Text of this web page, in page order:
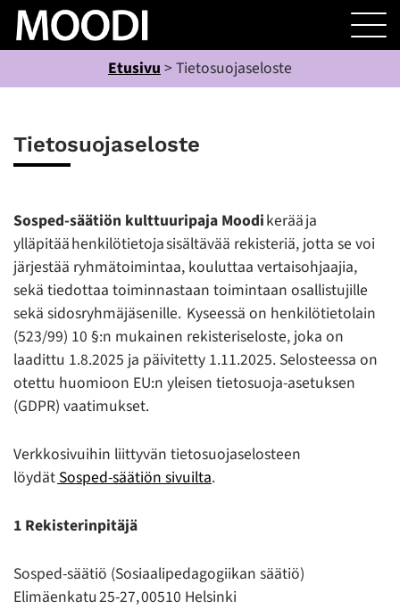
Etusivu > Tietosuojaseloste
Tietosuojaseloste
Sosped-säätiön kulttuuripaja Moodikerää ja
ylläpitää henkilötietoja sisältävää rekisteriä, jotta se voi
järjestää ryhmätoimintaa, kouluttaa vertaisohjaajia,
sekä tiedottaa toiminnastaan toimintaan osallistujille
sekä sidosryhmäjäsenille. Kyseessä on henkilötietolain
(523/99) 10 §:n mukainen rekisteriseloste, joka on
laadittu 1.8.2025 ja päivitetty 1.11.2025. Selosteessa on
otettu huomioon EU:n yleisen tietosuoja-asetuksen
(GDPR) vaatimukset.
Verkkosivuihin liittyvän tietosuojaselosteen
löydät Sosped-säätiön sivuilta.
1 Rekisterinpitäjä
Sosped-säätiö (Sosiaalipedagogiikan säätiö)
Elimäenkatu 25-27, 00510 Helsinki